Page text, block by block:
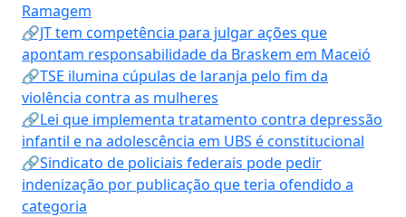
Ramagem
🔗JT tem competência para julgar ações que
apontam responsabilidade da Braskem em Maceió
🔗TSE ilumina cúpulas de laranja pelo fim da
violência contra as mulheres
🔗Lei que implementa tratamento contra depressão
infantil e na adolescência em UBS é constitucional
🔗Sindicato de policiais federais pode pedir
indenização por publicação que teria ofendido a
categoria